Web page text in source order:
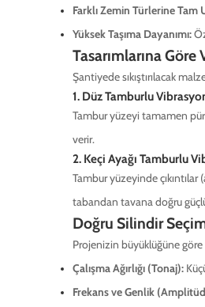
Farklı Zemin Türlerine Tam
Yüksek Taşıma Dayanımı:
Tasarımlarına
Şantiyede sıkıştırılacak
1. Düz Tamburlu
Tambur yüzeyi tamamen
verir.
2. Keçi Ayağı Tamburlu
Tambur yüzeyinde
tabandan tavana doğru güçlü
Doğru Silindir
Projenizin büyüklüğüne
Çalışma Ağırlığı (Tonaj):
Frekans ve Genlik